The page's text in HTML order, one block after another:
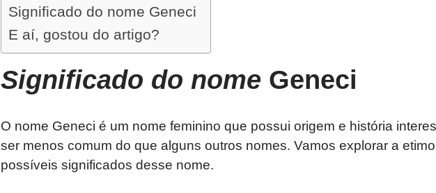
Significado do nome Geneci
E aí, gostou do artigo?
Significado do nome Geneci
O nome Geneci é um nome feminino que possui origem e história
ser menos comum do que alguns outros nomes. Vamos explorar a
possíveis significados desse nome.